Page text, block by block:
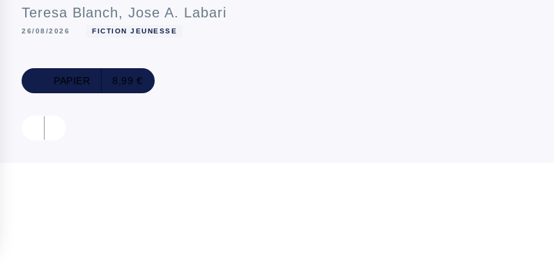
Teresa Blanch,Jose A. Labari
26/08/2026 FICTION JEUNESSE
PAPIER 8,99 €